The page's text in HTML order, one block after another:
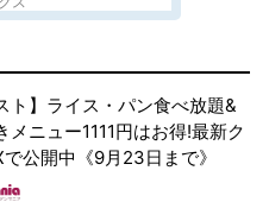
ト】ライス・パン食べ放題&
メニュー1111円はお得!最新ク
公開中《9月23日まで》